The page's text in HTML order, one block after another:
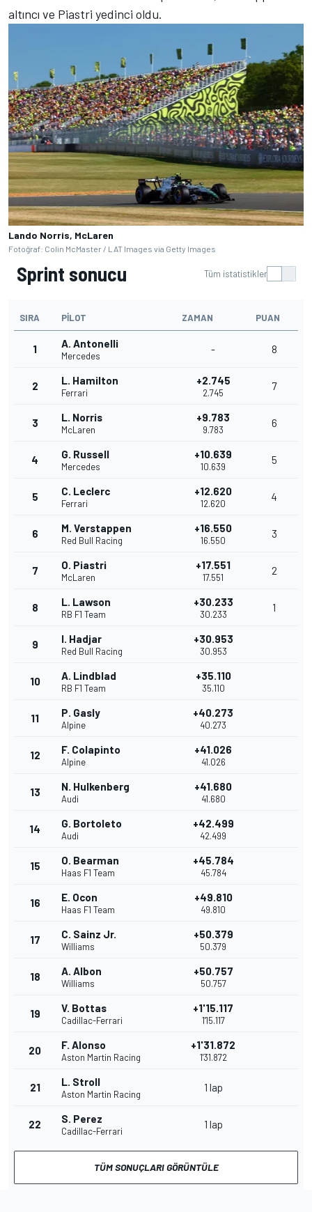
altıncı ve Piastri yedinci oldu.
Lando Norris, McLaren
Fotoğraf: Colin McMaster / LAT Images via Getty Images
Sprint sonucu Tüm istatistikler
SIRA PILOT ZAMAN PUAN
1 A. Antonelli
Mercedes
- 8
2 L. Hamilton
Ferrari
+2.745
2.745
7
3 L. Norris
McLaren
+9.783
9.783
6
4 G. Russell
Mercedes
+10.639
10.639
5
5 C. Leclerc
Ferrari
+12.620
12.620
4
6 M. Verstappen
Red Bull Racing
+16.550
16.550
3
7 O. Piastri
McLaren
+17.551
17.551
2
8 L. Lawson
RB F1 Team
+30.233
30.233
1
9 I. Hadjar
Red Bull Racing
+30.953
30.953
10 A. Lindblad
RB F1 Team
+35.110
35.110
11 P. Gasly
Alpine
+40.273
40.273
12 F. Colapinto
Alpine
+41.026
41.026
13 N. Hulkenberg
Audi
+41.680
41.680
14 G. Bortoleto
Audi
+42.499
42.499
15 O. Bearman
Haas F1 Team
+45.784
45.784
16 E. Ocon
Haas F1 Team
+49.810
49.810
17 C. Sainz Jr.
Williams
+50.379
50.379
18 A. Albon
Williams
+50.757
50.757
19 V. Bottas
Cadillac-Ferrari
+1'15.117
1'15.117
20 F. Alonso
Aston Martin Racing
+1'31.872
1'31.872
21 L. Stroll
Aston Martin Racing
1 lap
22 S. Perez
Cadillac-Ferrari
1 lap
TÜM SONUÇLARI GÖRÜNTÜLE